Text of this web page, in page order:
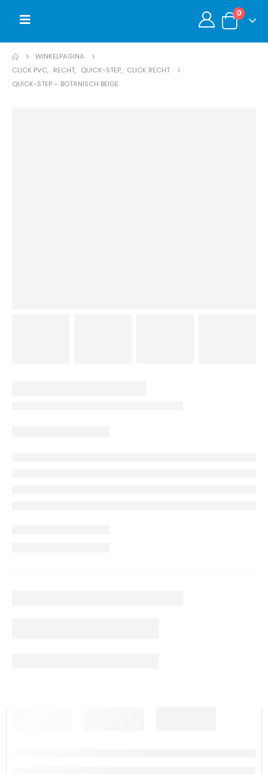
0
WINKELPAGINA
CLICK PVC, RECHT, QUICK-STEP, CLICK RECHT
QUICK-STEP – BOTANISCH BEIGE